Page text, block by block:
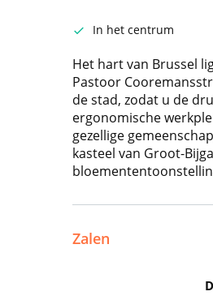
In het centrum
Het hart van Brussel
Pastoor
de stad, zodat u de
ergonomische
gezellige
kasteel van Groot-
Zalen